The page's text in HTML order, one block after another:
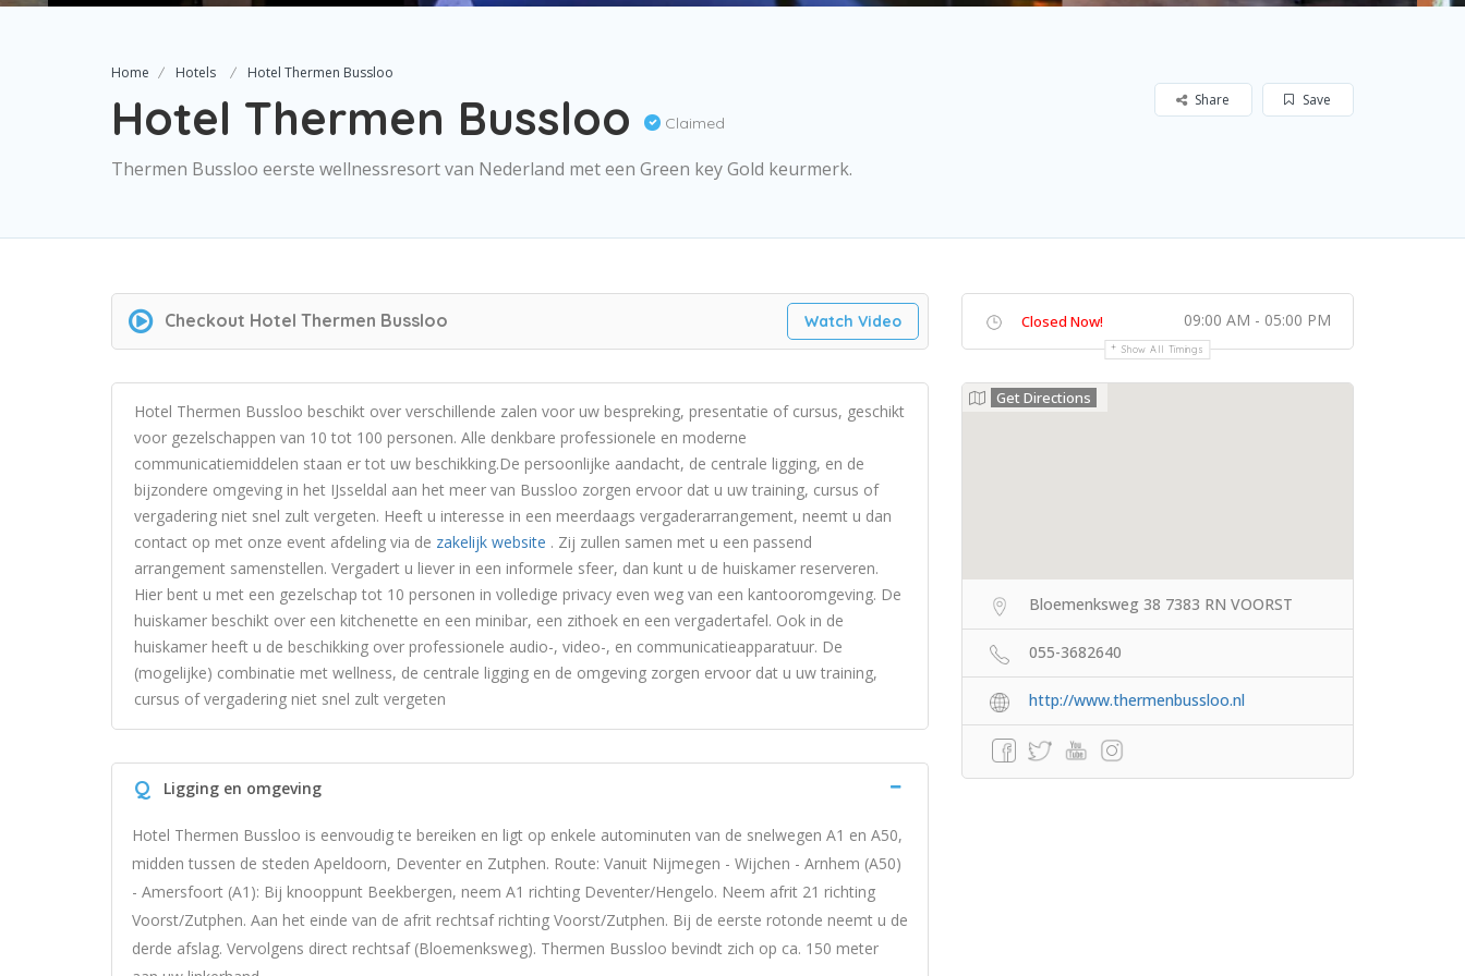
Home Hotels Hotel Thermen Bussloo
Hotel Thermen Bussloo Claimed
Thermen Bussloo eerste wellnessresort van Nederland met een Green key Gold keurmerk.
Save
Share
Checkout Hotel Thermen Bussloo Watch Video
Hotel Thermen Bussloo beschikt over verschillende zalen voor uw bespreking, presentatie of cursus, geschikt
voor gezelschappen van 10 tot 100 personen. Alle denkbare professionele en moderne
communicatiemiddelen staan er tot uw beschikking.De persoonlijke aandacht, de centrale ligging, en de
bijzondere omgeving in het IJsseldal aan het meer van Bussloo zorgen ervoor dat u uw training, cursus of
vergadering niet snel zult vergeten. Heeft u interesse in een meerdaags vergaderarrangement, neemt u dan
contact op met onze event afdeling via de zakelijk website . Zij zullen samen met u een passend
arrangement samenstellen. Vergadert u liever in een informele sfeer, dan kunt u de huiskamer reserveren.
Hier bent u met een gezelschap tot 10 personen in volledige privacy even weg van een kantooromgeving. De
huiskamer beschikt over een kitchenette en een minibar, een zithoek en een vergadertafel. Ook in de
huiskamer heeft u de beschikking over professionele audio-, video-, en communicatieapparatuur. De
(mogelijke) combinatie met wellness, de centrale ligging en de omgeving zorgen ervoor dat u uw training,
cursus of vergadering niet snel zult vergeten
Q Ligging en omgeving
Hotel Thermen Bussloo is eenvoudig te bereiken en ligt op enkele autominuten van de snelwegen A1 en A50,
midden tussen de steden Apeldoorn, Deventer en Zutphen. Route: Vanuit Nijmegen - Wijchen - Arnhem (A50)
- Amersfoort (A1): Bij knooppunt Beekbergen, neem A1 richting Deventer/Hengelo. Neem afrit 21 richting
Voorst/Zutphen. Aan het einde van de afrit rechtsaf richting Voorst/Zutphen. Bij de eerste rotonde neemt u de
derde afslag. Vervolgens direct rechtsaf (Bloemenksweg). Thermen Bussloo bevindt zich op ca. 150 meter
Closed Now! 09:00 AM - 05:00 PM
Show All Timings
Get Directions
Bloemenksweg 38 7383 RN VOORST
055-3682640
http://www.thermenbussloo.nl